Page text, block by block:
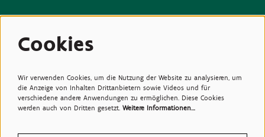
>Expertise
>Giftige Pflanzen
Cookies
Wir verwenden Cookies, um die Nutzung der Website zu analysieren, um
die Anzeige von Inhalten Drittanbietern sowie Videos und für
verschiedene andere Anwendungen zu ermöglichen. Diese Cookies
werden auch von Dritten gesetzt. Weitere Informationen…